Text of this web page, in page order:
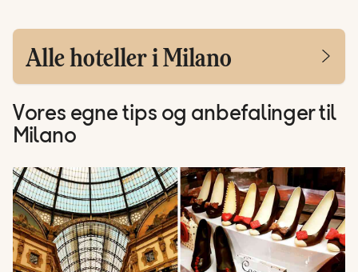
Alle hoteller i Milano
Vores egne tips og anbefalinger til
Milano